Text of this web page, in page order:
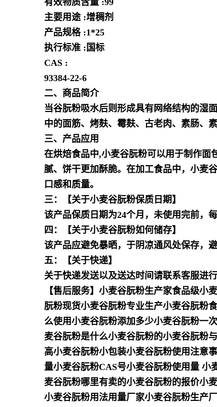
有效物质含量 :99
主要用途 :增稠剂
产品规格 :1*25
执行标准 :国标
CAS :
93384-22-6
二、商品简介
当谷朊粉吸水后则形成具有网络结构的湿
中的面筋、烤麸、霉麸、古老肉、素肠、
三、产品应用
在烘焙食品中,小麦谷朊粉可以用于制作面
腻、饼干更加酥脆。在加工食品中，小麦
口感和质量。
三：【关于小麦谷朊粉保质日期】
该产品保质日期为24个月，未使用完前，
四：【关于小麦谷朊粉如何储存】
该产品应避免暴晒，于阴凉通风处保存，
五：【关于快递】
关于快递发送以及送达时间请联系客服进
【售后服务】小麦谷朊粉生产家食品级
朊粉现货小麦谷朊粉专业生产小麦谷朊粉
么使用小麦谷朊粉添加多少小麦谷朊粉一
麦谷朊粉是什么小麦谷朊粉的小麦谷朊粉
高小麦谷朊粉小包装小麦谷朊粉使用注意
量小麦谷朊粉CAS号小麦谷朊粉使用量 小
麦谷朊粉哪里有卖的小麦谷朊粉的报价小
小麦谷朊粉用法用量厂家小麦谷朊粉生产